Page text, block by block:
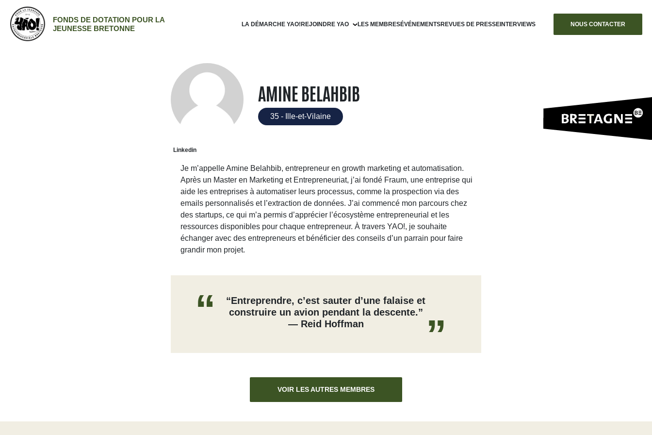
FONDS DE DOTATION POUR LA
JEUNESSE BRETONNE
LA DÉMARCHE YAO! REJOINDRE YAO LES MEMBRESÉVÉNEMENTSREVUES DE PRESSE INTERVIEWS NOUS CONTACTER
AMINE BELAHBIB
35 - Ille-et-Vilaine
Linkedin
Je m’appelle Amine Belahbib, entrepreneur en growth marketing et automatisation.
Après un Master en Marketing et Entrepreneuriat, j’ai fondé Fraum, une entreprise qui
aide les entreprises à automatiser leurs processus, comme la prospection via des
emails personnalisés et l’extraction de données. J’ai commencé mon parcours chez
des startups, ce qui m’a permis d’apprécier l’écosystème entrepreneurial et les
ressources disponibles pour chaque entrepreneur. À travers YAO!, je souhaite
échanger avec des entrepreneurs et bénéficier des conseils d’un parrain pour faire
grandir mon projet.
“Entreprendre, c’est sauter d’une falaise et
construire un avion pendant la descente.”
— Reid Hoffman
VOIR LES AUTRES MEMBRES